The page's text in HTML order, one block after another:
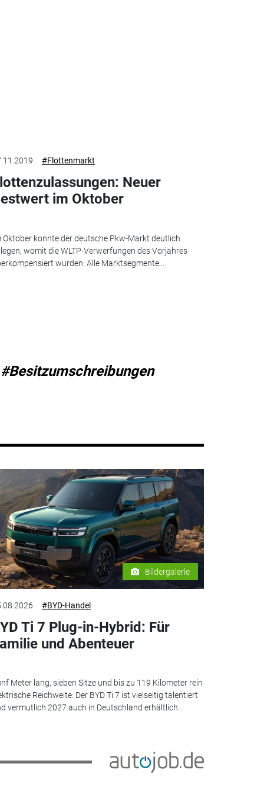
#Flottenmarkt
Neuer
im Oktober
Oktober konnte der deutsche Pkw-Markt deutlich
womit die WLTP-Verwerfungen des Vorjahres
wurden. Alle Marktsegmente...
#Besitzumschreibungen
Bildergalerie
#BYD-Handel
Ti 7 Plug-in-Hybrid: Für
und Abenteuer
Meter lang, sieben Sitze und bis zu 119 Kilometer rein
Reichweite: Der BYD Ti 7 ist vielseitig talentiert
vermutlich 2027 auch in Deutschland erhältlich.